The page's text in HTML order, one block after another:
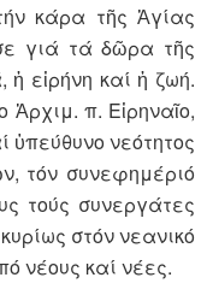
κάρα τῆς Ἁγίας
γιά τά δῶρα τῆς
εἰρήνη καί ἡ ζωή.
π. Εἰρηναῖο,
ὑπεύθυνο νεότητος
τόν συνεφημέριό
τούς συνεργάτες
στόν νεανικό
νέους καί νέες.